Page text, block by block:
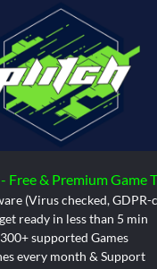
Free & Premium Game
(Virus checked,
ready in less than 5 min
supported Games
every month & Support